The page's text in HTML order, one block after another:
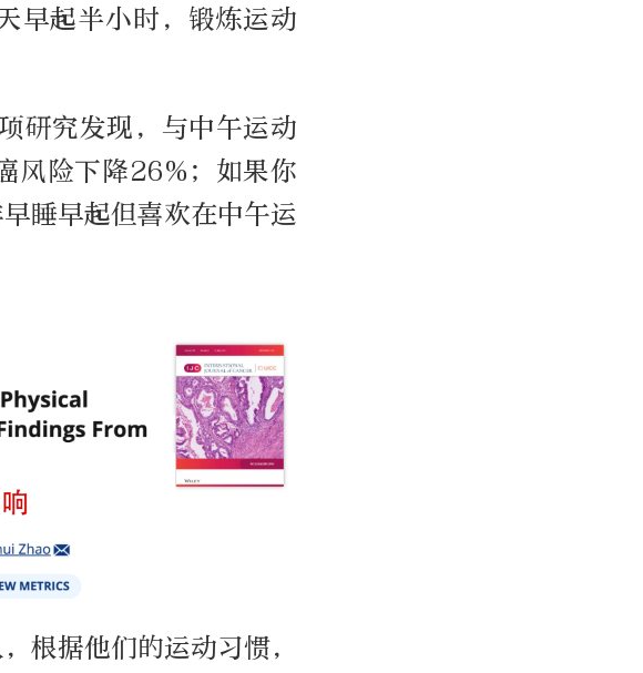
早起半小时，锻炼运动
研究发现，与中午运动
风险下降26%；如果你
睡早起但喜欢在中午运
根据他们的运动习惯，